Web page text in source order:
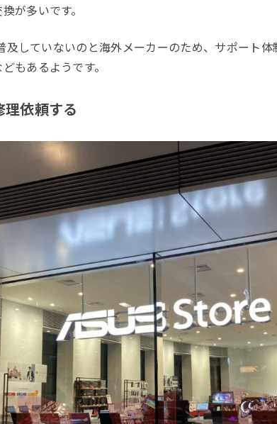
が多いです。
及していないのと海外メーカーのため、サポート
もあるようです。
理依頼する